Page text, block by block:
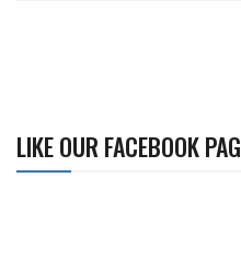
LIKE OUR FACEBOOK